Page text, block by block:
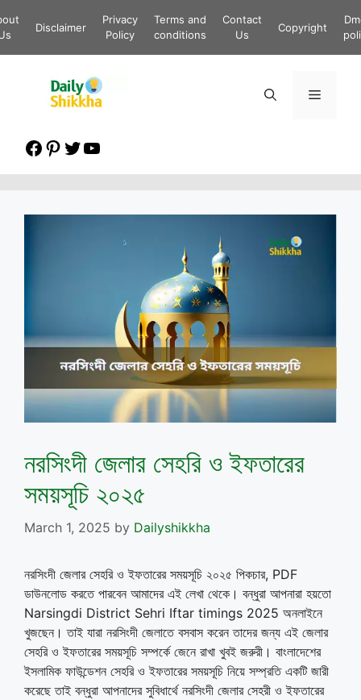
to
Disclaimer
Privacy
Policy
Terms and
conditions
Contact
Us
Copyright
Menu
Facebook
Pinterest
Twitter
YouTube
নরসিংদী জেলার সেহরি ও ইফতারের
সময়সূচি ২০২৫
March 1, 2025 by Dailyshikkha
নরসিংদী জেলার সেহরি ও ইফতারের সময়সূচি ২০২৫ পিকচার, PDF
ডাউনলোড করতে পারবেন আমাদের এই লেখা থেকে। বন্ধুরা আপনারা হয়তো
Narsingdi District Sehri Iftar timings 2025 অনলাইনে
খুজছেন। তাই যারা নরসিংদী জেলাতে বসবাস করেন তাদের জন্য এই জেলার
সেহরি ও ইফতারের সময়সূচি সম্পর্কে জেনে রাখা খুবই জরুরী। বাংলাদেশের
ইসলামিক ফাউন্ডেশন সেহরি ও ইফতারের সময়সূচি নিয়ে সম্প্রতি একটি জারী
করেছে তাই বন্ধুরা আপনাদের সুবিধার্থে নরসিংদী জেলার সেহরী ও ইফতারের